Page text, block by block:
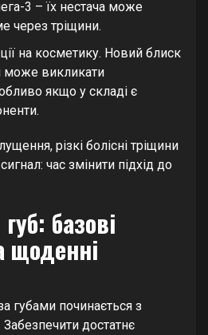
3 – їх нестача може
через тріщини.
на косметику. Новий блиск
може викликати
якщо у складі є
різкі болісні тріщини
час змінити підхід до
базові
щоденні
губами починається з
достатнє